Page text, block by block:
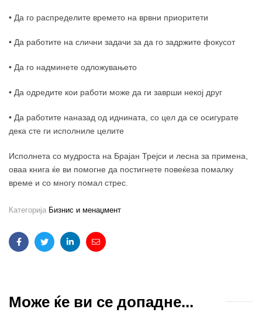
• Да го распределите времето на врвни приоритети
• Да работите на слични задачи за да го задржите фокусот
• Да го надминете одложувањето
• Да одредите кои работи може да ги заврши некој друг
• Да работите наназад од иднината, со цел да се осигурате
дека сте ги исполниле целите
Исполнета со мудроста на Брајан Трејси и лесна за примена,
оваа книга ќе ви помогне да постигнете повеќеза помалку
време и со многу помал стрес.
Категорија Бизнис и менаџмент
FacebookTwitterLinkedinEmail
Може ќе ви се допадне...